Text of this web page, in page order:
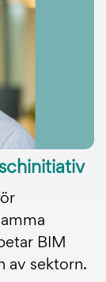
BIM
av sektorn.